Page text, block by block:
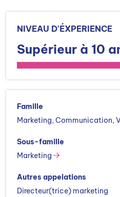
TP Manager des stratégies
Master DEG Management,
Master DEG Science du
Master DEG Sciences du
Management des projets
Master DEG Sciences du
Marketing des Services
international
Master DEG Management
Marketing et pratiques
Master DEG Développement
Master DEG Marketing,
communication commerciale
Master Mention Marketing,
NIVEAU D'ÉXPERIENCE
Supérieur à 10
Famille
Marketing, Communication,
Sous-famille
Marketing
Autres appelations
Directeur(trice) marketing